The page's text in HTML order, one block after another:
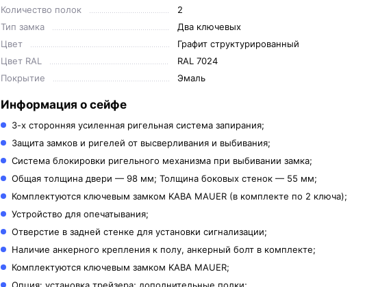
Количество полок
2
Тип замка
Два ключевых
Цвет
Графит структурированный
Цвет RAL
RAL 7024
Покрытие
Эмаль
Информация о сейфе
3-х сторонняя усиленная ригельная система запирания;
Защита замков и ригелей от высверливания и выбивания;
Система блокировки ригельного механизма при выбивании замка;
Общая толщина двери — 98 мм; Толщина боковых стенок — 55 мм;
Комплектуются ключевым замком KABA MAUER (в комплекте по 2 ключа);
Устройство для опечатывания;
Отверстие в задней стенке для установки сигнализации;
Наличие анкерного крепления к полу, анкерный болт в комплекте;
Комплектуются ключевым замком KABA MAUER;